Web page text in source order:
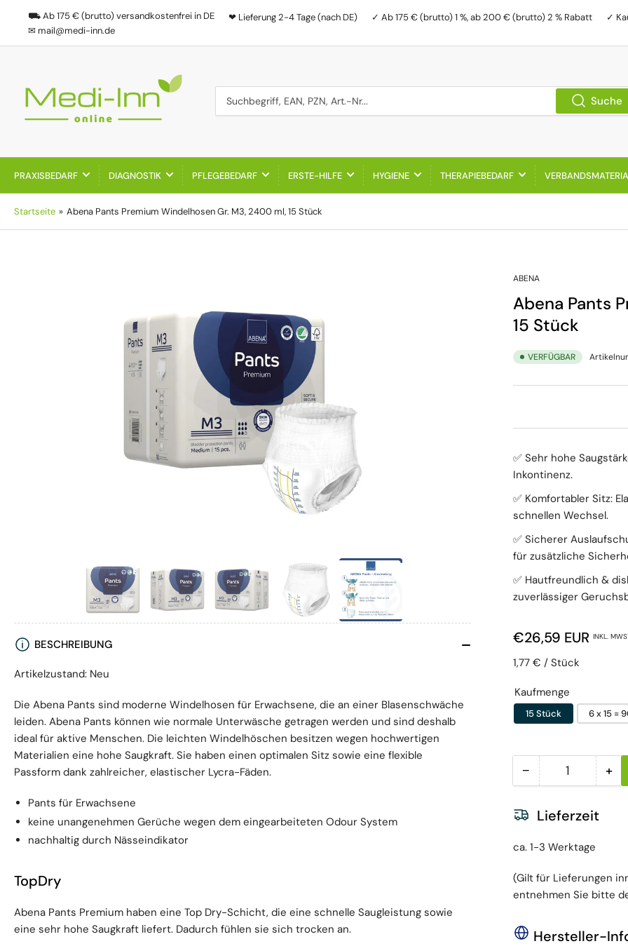
⛟ Ab 175 € (brutto) versandkostenfrei in DE ❤ Lieferung 2-4 Tage (nach DE) ✓ Ab 175 € (brutto) 1 %, ab 200 € (brutto) 2 % Rabatt ✓
✉ mail@medi-inn.de
Suche
PRAXISBEDARF DIAGNOSTIK PFLEGEBEDARF ERSTE-HILFE HYGIENE THERAPIEBEDARF
Startseite » Abena Pants Premium Windelhosen Gr. M3, 2400 ml, 15 Stück
ABENA
Abena Pants
15 Stück
VERFÜGBAR
✅ Sehr hohe
Inkontinenz.
✅ Komfortabler Sitz:
schnellen Wechsel.
✅ Sicherer
für zusätzliche
✅ Hautfreundlich &
zuverlässiger
Normaler Preis
€26,59 EUR INKL.
Preis pro Einheit
1,77 € / pro
Stück
Kaufmenge
15 Stück 6 x 15 =
− Menge
Menge +
Lieferzeit
ca. 1-3 Werktage
(Gilt für Lieferungen
entnehmen Sie bitte
Hersteller-
BESCHREIBUNG
Artikelzustand: Neu
Die Abena Pants sind moderne Windelhosen für Erwachsene, die an einer Blasenschwäche
leiden. Abena Pants können wie normale Unterwäsche getragen werden und sind deshalb
ideal für aktive Menschen. Die leichten Windelhöschen besitzen wegen hochwertigen
Materialien eine hohe Saugkraft. Sie haben einen optimalen Sitz sowie eine flexible
Passform dank zahlreicher, elastischer Lycra-Fäden.
Pants für Erwachsene
keine unangenehmen Gerüche wegen dem eingearbeiteten Odour System
nachhaltig durch Nässeindikator
TopDry
Abena Pants Premium haben eine Top Dry-Schicht, die eine schnelle Saugleistung sowie
eine sehr hohe Saugkraft liefert. Dadurch fühlen sie sich trocken an.